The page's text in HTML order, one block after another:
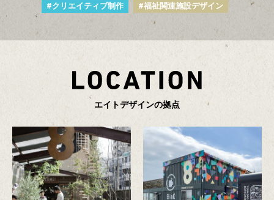
クリエイティブ制作 福祉関連施設デザイン
エイ トデザインの拠点